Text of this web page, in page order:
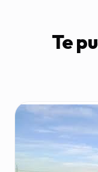
Te